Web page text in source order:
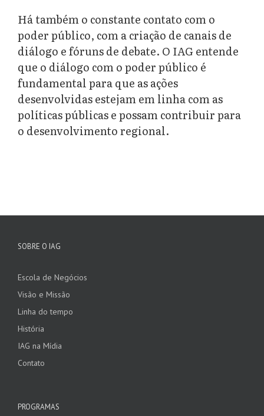
Há também o constante contato com o
poder público, com a criação de canais de
diálogo e fóruns de debate. O IAG entende
que o diálogo com o poder público é
fundamental para que as ações
desenvolvidas estejam em linha com as
políticas públicas e possam contribuir para
o desenvolvimento regional.
SOBRE O IAG
Escola de Negócios
Visão e Missão
Linha do tempo
História
IAG na Mídia
Contato
PROGRAMAS